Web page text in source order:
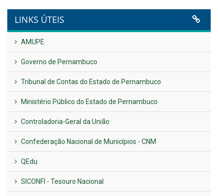
VER TODAS NOTÍCIAS
UTILIDADE PÚBLICA
Previous
LINKS ÚTEIS